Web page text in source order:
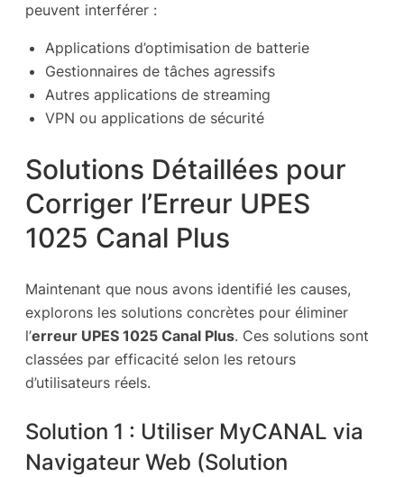
peuvent interférer :
Applications d’optimisation de batterie
Gestionnaires de tâches agressifs
Autres applications de streaming
VPN ou applications de sécurité
Solutions Détaillées pour
Corriger l’Erreur UPES
1025 Canal Plus
Maintenant que nous avons identifié les causes,
explorons les solutions concrètes pour éliminer
l’erreur UPES 1025 Canal Plus. Ces solutions sont
classées par efficacité selon les retours
d’utilisateurs réels.
Solution 1 : Utiliser MyCANAL via
Navigateur Web (Solution